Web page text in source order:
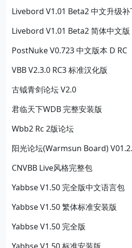
Livebord V1.01 Beta2 中文升级补
Livebord V1.01 Beta2 简体中文版
PostNuke V0.723 中文版本 D RC
VBB V2.3.0 RC3 标准汉化版
古钺青剑论坛 V2.0
君临天下WDB 完整安装版
Wbb2 Rc 2版论坛
阳光论坛(Warmsun Board)
CNVBB Live风格完整包
Yabbse V1.50 完全版中文语言包
Yabbse V1.50 繁体标准安装版
Yabbse V1.50 完全版